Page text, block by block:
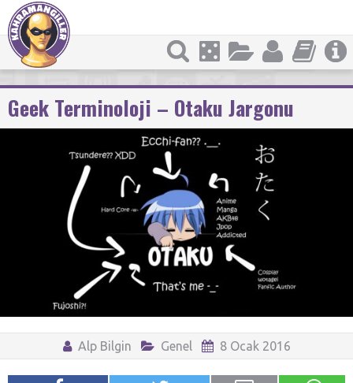
Geek Terminoloji – Otaku Jargonu
Alp Bilgin Genel 8 Ocak 2016